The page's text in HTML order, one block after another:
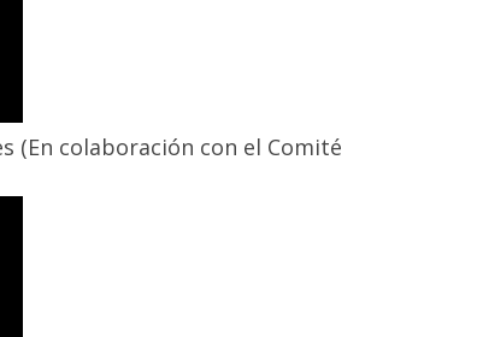
(En colaboración con el Comité